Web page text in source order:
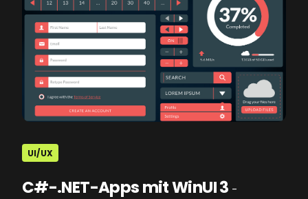
UI/UX
C#-.NET-Apps mit WinUI 3 -